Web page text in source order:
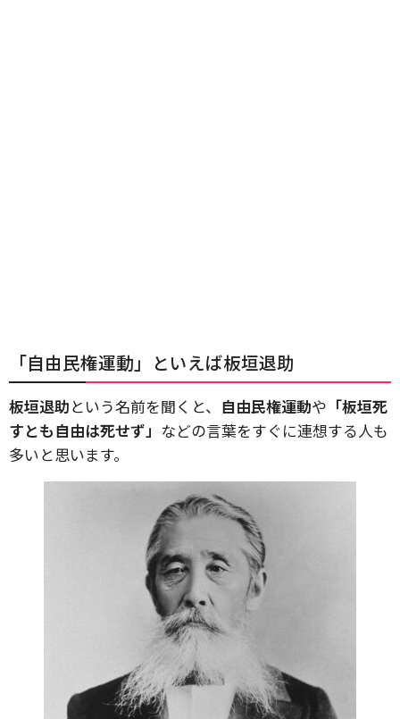
「自由民権運動」といえば板垣退助
板垣退助という名前を聞くと、 自由民権運動や 「板垣死
すとも自由は死せず」 などの言葉をすぐに連想する人も
多いと思います。